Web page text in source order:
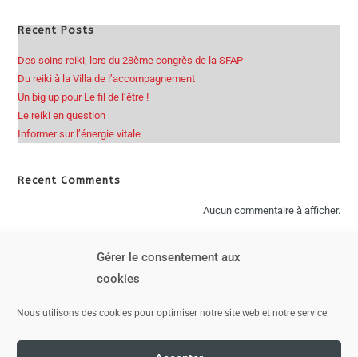
Gérer le consentement aux
cookies
Nous utilisons des cookies pour optimiser notre site web et notre service.
Recent Posts
Des soins reiki, lors du 28ème congrès de la SFAP
Du reiki à la Villa de l’accompagnement
Un big up pour Le fil de l’être !
Le reiki en question
Informer sur l’énergie vitale
Recent Comments
Aucun commentaire à afficher.